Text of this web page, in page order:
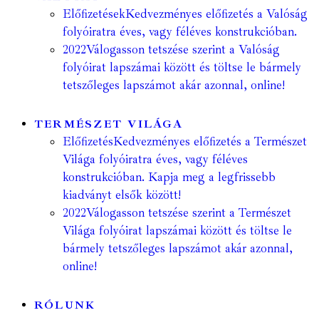
ElőfizetésekKedvezményes előfizetés a Valóság
folyóiratra éves, vagy féléves konstrukcióban.
2022Válogasson tetszése szerint a Valóság
folyóirat lapszámai között és töltse le bármely
tetszőleges lapszámot akár azonnal, online!
TERMÉSZET VILÁGA
ElőfizetésKedvezményes előfizetés a Természet
Világa folyóiratra éves, vagy féléves
konstrukcióban. Kapja meg a legfrissebb
kiadványt elsők között!
2022Válogasson tetszése szerint a Természet
Világa folyóirat lapszámai között és töltse le
bármely tetszőleges lapszámot akár azonnal,
online!
RÓLUNK